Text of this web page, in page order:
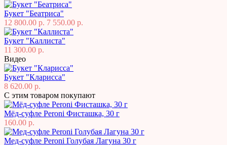
Букет "Беатриса"
12 800.00 р. 7 550.00 р.
Букет "Каллиста"
11 300.00 р.
Видео
Букет "Кларисса"
8 620.00 р.
С этим товаром покупают
Мёд-суфле Peroni Фисташка, 30 г
160.00 р.
Мед-суфле Peroni Голубая Лагуна 30 г